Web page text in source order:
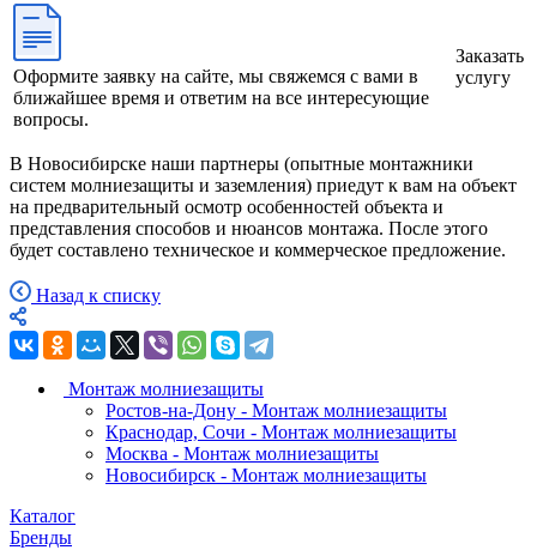
Оформите заявку на сайте, мы свяжемся с вами в
ближайшее время и ответим на все интересующие
вопросы.
Заказать
услугу
В Новосибирске наши партнеры (опытные монтажники
систем молниезащиты и заземления) приедут к вам на объект
на предварительный осмотр особенностей объекта и
представления способов и нюансов монтажа. После этого
будет составлено техническое и коммерческое предложение.
Назад к списку
Монтаж молниезащиты
Ростов-на-Дону - Монтаж молниезащиты
Краснодар, Сочи - Монтаж молниезащиты
Москва - Монтаж молниезащиты
Новосибирск - Монтаж молниезащиты
Каталог
Бренды